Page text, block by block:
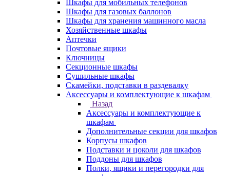
Шкафы для мобильных телефонов
Шкафы для газовых баллонов
Шкафы для хранения машинного масла
Хозяйственные шкафы
Аптечки
Почтовые ящики
Ключницы
Секционные шкафы
Сушильные шкафы
Скамейки, подставки в раздевалку
Аксессуары и комплектующие к шкафам
Назад
Аксессуары и комплектующие к
шкафам
Дополнительные секции для шкафов
Корпусы шкафов
Подставки и цоколи для шкафов
Поддоны для шкафов
Полки, ящики и перегородки для